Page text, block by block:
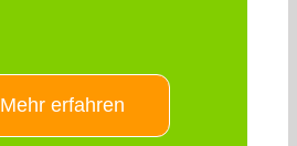
Mehr erfahren